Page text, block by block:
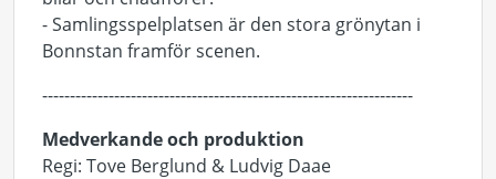
- Samlingsspelplatsen är den stora grönytan i
Bonnstan framför scenen.
-------------------------------------------------------------------
Medverkande och produktion
Regi: Tove Berglund & Ludvig Daae